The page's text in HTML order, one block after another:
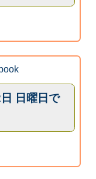
日曜日で